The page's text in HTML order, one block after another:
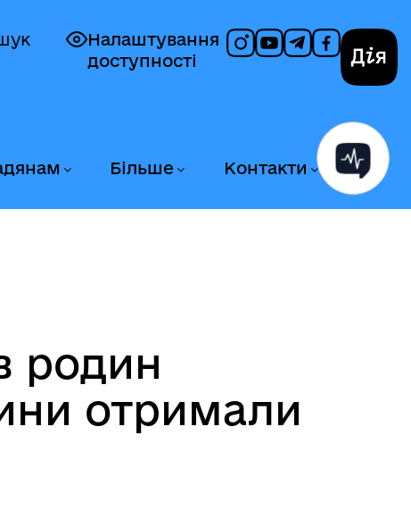
Налаштування
доступності
Більше Контакти
родин
отримали